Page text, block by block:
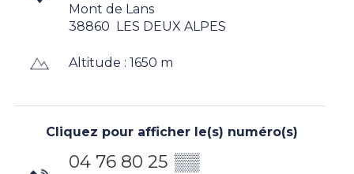
Mont de Lans
38860
LES DEUX ALPES
Altitude : 1650 m
Cliquez pour afficher le(s) numéro(s)
04 76 80 25 ▒▒